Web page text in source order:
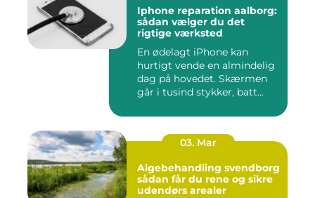
Iphone reparation aalborg:
sådan vælger du det
rigtige værksted
En ødelagt iPhone kan
hurtigt vende en almindelig
dag på hovedet. Skærmen
går i tusind stykker, batt...
03. Mar
Algebehandling svendborg
sådan får du rene og sikre
udendørs arealer